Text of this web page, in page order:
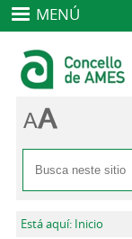
MENÚ
Buscar
Vostede está aquí
Está aquí: Inicio